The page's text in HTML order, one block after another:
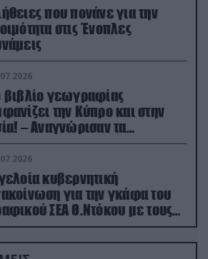
που πονάνε για την
στις Ένοπλες
βιβλίο γεωγραφίας
την Κύπρο και στην
– Αναγνώρισαν τα
(φωτο)
κυβερνητική
για την γκάφα του
ΣΕΑ Θ.Ντόκου με τους
φαρσέρ